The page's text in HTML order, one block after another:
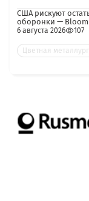
США рискуют
оборонки —
6 августа 2026 107
Цветная